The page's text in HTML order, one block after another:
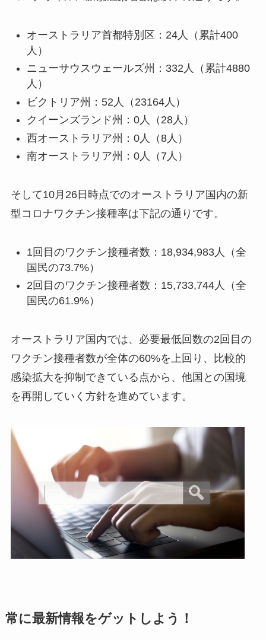
オーストラリア首都特別区：24人（累計400
人）
ニューサウスウェールズ州：332人（累計4880
人）
ビクトリア州：52人（23164人）
クイーンズランド州：0人（28人）
西オーストラリア州：0人（8人）
南オーストラリア州：0人（7人）
そして10月26日時点でのオーストラリア国内の新
型コロナワクチン接種率は下記の通りです。
1回目のワクチン接種者数：18,934,983人（全
国民の73.7%）
2回目のワクチン接種者数：15,733,744人（全
国民の61.9%）
オーストラリア国内では、必要最低回数の2回目の
ワクチン接種者数が全体の60%を上回り、比較的
感染拡大を抑制できている点から、他国との国境
を再開していく方針を進めています。
常に最新情報をゲットしよう！